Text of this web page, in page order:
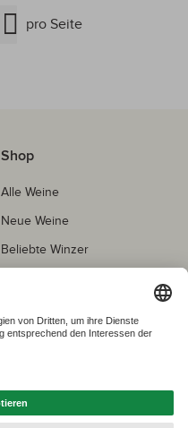
pro Seite
Shop
Alle Weine
Neue Weine
Beliebte Winzer